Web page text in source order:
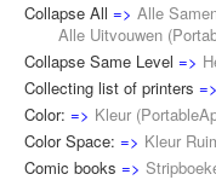
Collapse All => Alle
Alle Uitvouwen (
Collapse Same Level =>
Collecting list of printers =>
Color: => Kleur (
Color Space: => Kleur
Comic books =>